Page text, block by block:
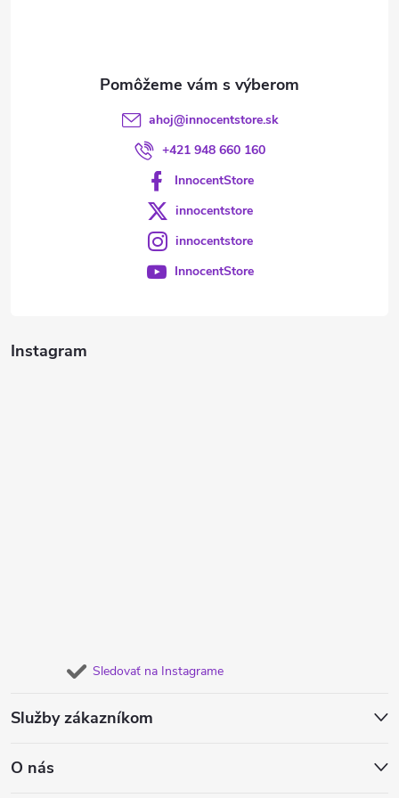
Instagram
Sledovať na Instagrame
Služby zákazníkom
O nás
ahoj@innocentstore.sk
+421 948 660 160
InnocentStore
innocentstore
innocentstore
InnocentStore